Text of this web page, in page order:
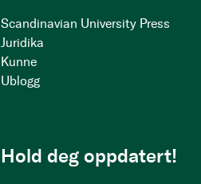
Scandinavian University Press
Juridika
Kunne
Ublogg
Hold deg oppdatert!